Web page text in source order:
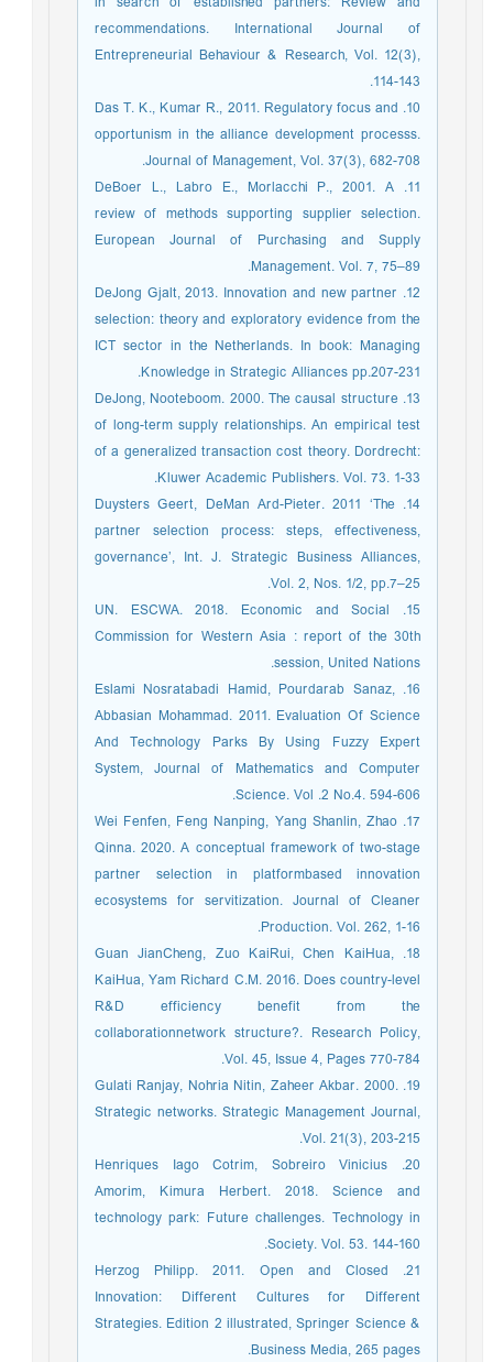
recommendations. International Journal of
Entrepreneurial Behaviour & Research, Vol. 12(3),
114-143.
10. Das T. K., Kumar R., 2011. Regulatory focus and
opportunism in the alliance development processs.
Journal of Management, Vol. 37(3), 682-708.
11. DeBoer L., Labro E., Morlacchi P., 2001. A
review of methods supporting supplier selection.
European Journal of Purchasing and Supply
Management. Vol. 7, 75–89.
12. DeJong Gjalt, 2013. Innovation and new partner
selection: theory and exploratory evidence from the
ICT sector in the Netherlands. In book: Managing
Knowledge in Strategic Alliances pp.207-231.
13. DeJong, Nooteboom. 2000. The causal structure
of long-term supply relationships. An empirical test
of a generalized transaction cost theory. Dordrecht:
Kluwer Academic Publishers. Vol. 73. 1-33.
14. Duysters Geert, DeMan Ard-Pieter. 2011 ‘The
partner selection process: steps, effectiveness,
governance’, Int. J. Strategic Business Alliances,
Vol. 2, Nos. 1/2, pp.7–25.
15. UN. ESCWA. 2018. Economic and Social
Commission for Western Asia : report of the 30th
session, United Nations.
16. Eslami Nosratabadi Hamid, Pourdarab Sanaz,
Abbasian Mohammad. 2011. Evaluation Of Science
And Technology Parks By Using Fuzzy Expert
System, Journal of Mathematics and Computer
Science. Vol .2 No.4. 594-606.
17. Wei Fenfen, Feng Nanping, Yang Shanlin, Zhao
Qinna. 2020. A conceptual framework of two-stage
partner selection in platformbased innovation
ecosystems for servitization. Journal of Cleaner
Production. Vol. 262, 1-16.
18. Guan JianCheng, Zuo KaiRui, Chen KaiHua,
KaiHua, Yam Richard C.M. 2016. Does country-level
R&D efficiency benefit from the
collaborationnetwork structure?. Research Policy,
Vol. 45, Issue 4, Pages 770-784.
19. Gulati Ranjay, Nohria Nitin, Zaheer Akbar. 2000.
Strategic networks. Strategic Management Journal,
Vol. 21(3), 203-215.
20. Henriques Iago Cotrim, Sobreiro Vinicius
Amorim, Kimura Herbert. 2018. Science and
technology park: Future challenges. Technology in
Society. Vol. 53. 144-160.
21. Herzog Philipp. 2011. Open and Closed
Innovation: Different Cultures for Different
Strategies. Edition 2 illustrated, Springer Science &
Business Media, 265 pages.